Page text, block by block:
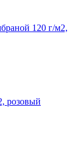
120 г/м2,
розовый